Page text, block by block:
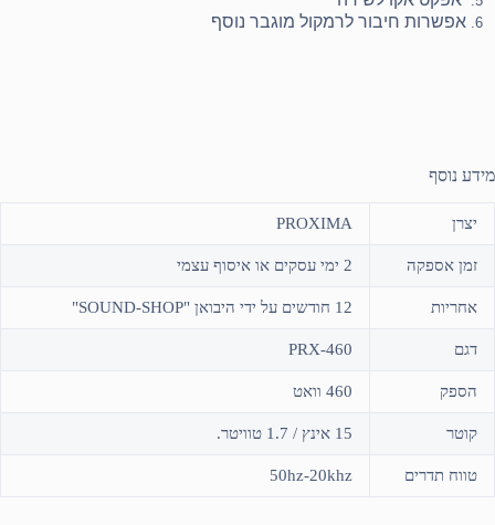
אפשרות חיבור לרמקול מוגבר נוסף
מידע נוסף
יצרן PROXIMA
זמן אספקה 2 ימי עסקים או איסוף עצמי
אחריות 12 חודשים על ידי היבואן "SOUND-SHOP"
דגם PRX-460
הספק 460 וואט
קוטר 15 אינץ / 1.7 טוויטר.
טווח תדרים 50hz-20khz